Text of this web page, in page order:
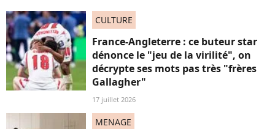
CULTURE
France-Angleterre : ce buteur star
dénonce le "jeu de la virilité", on
décrypte ses mots pas très "frères
Gallagher"
17 juillet 2026
MENAGE